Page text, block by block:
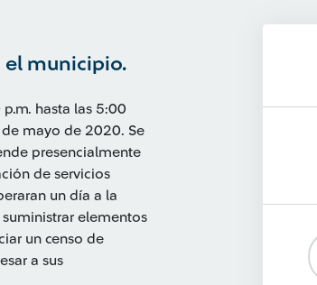
el municipio.
hasta las 5:00
mayo de 2020. Se
presencialmente
de servicios
un día a la
elementos
un censo de
a sus